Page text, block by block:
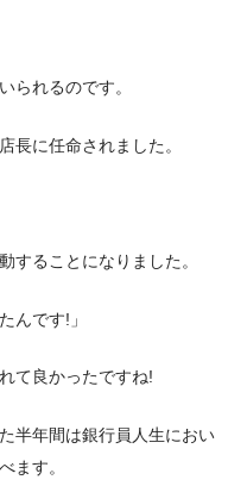
られるのです。
長に任命されました。
することになりました。
んです!」
て良かったですね!
半年間は銀行員人生におい
ます。